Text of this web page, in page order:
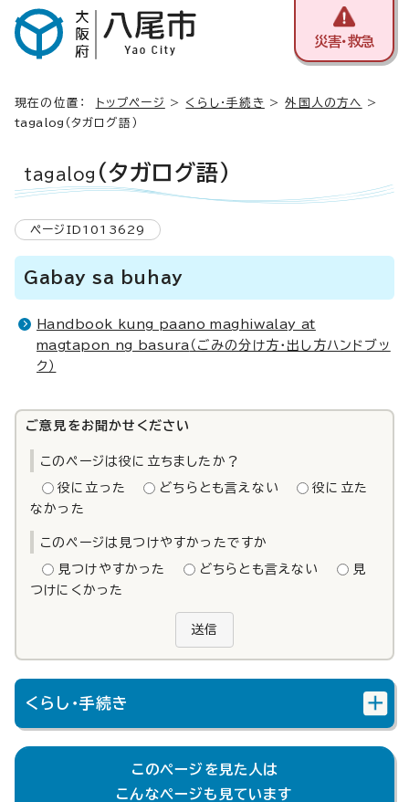
災害・救急
現在の位置： トップページ > くらし・手続き >外国人の方へ
>
tagalog （タガログ語）
tagalog （タガログ語）
ページID1013629
Gabay sa buhay
Handbook kung paano maghiwalay at
magtapon ng basura （ごみの分け方・出し方ハンドブッ
ク）
ご意見をお聞かせください
このページは役に立ちましたか？
役に立った どちらとも言えない
役に立た
なかった
このページは見つけやすかったですか
見つけやすかった どちらとも言えない
見
つけにくかった
送信
くらし・手続き
このページを見た人は
こんなページも見ています